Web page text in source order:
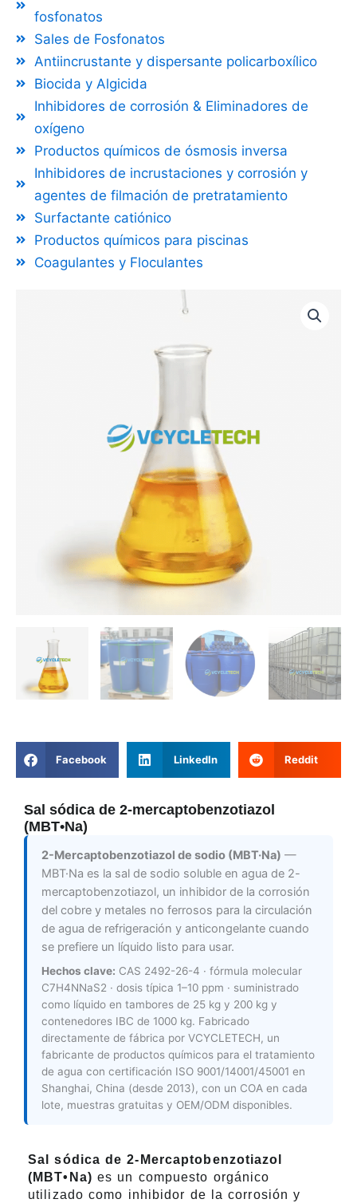
fosfonatos
Sales de Fosfonatos
Antiincrustante y dispersante policarboxílico
Biocida y Algicida
Inhibidores de corrosión & Eliminadores de
oxígeno
Productos químicos de ósmosis inversa
Inhibidores de incrustaciones y corrosión y
agentes de filmación de pretratamiento
Surfactante catiónico
Productos químicos para piscinas
Coagulantes y Floculantes
Facebook LinkedIn Reddit
Sal sódica de 2-mercaptobenzotiazol
(MBT•Na)
2-Mercaptobenzotiazol de sodio (MBT·Na) —
MBT·Na es la sal de sodio soluble en agua de 2-
mercaptobenzotiazol, un inhibidor de la corrosión
del cobre y metales no ferrosos para la circulación
de agua de refrigeración y anticongelante cuando
se prefiere un líquido listo para usar.
Hechos clave: CAS 2492-26-4 · fórmula molecular
C7H4NNaS2 · dosis típica 1–10 ppm · suministrado
como líquido en tambores de 25 kg y 200 kg y
contenedores IBC de 1000 kg. Fabricado
directamente de fábrica por VCYCLETECH, un
fabricante de productos químicos para el tratamiento
de agua con certificación ISO 9001/14001/45001 en
Shanghai, China (desde 2013), con un COA en cada
lote, muestras gratuitas y OEM/ODM disponibles.
Sal sódica de 2-Mercaptobenzotiazol
(MBT•Na) es un compuesto orgánico
utilizado como inhibidor de la corrosión y